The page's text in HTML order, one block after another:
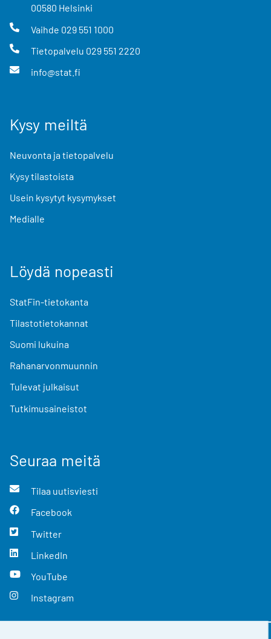
00580 Helsinki
Vaihde 029 551 1000
Tietopalvelu 029 551 2220
info@stat.fi
Kysy meiltä
Neuvonta ja tietopalvelu
Kysy tilastoista
Usein kysytyt kysymykset
Medialle
Löydä nopeasti
StatFin-tietokanta
Tilastotietokannat
Suomi lukuina
Rahanarvonmuunnin
Tulevat julkaisut
Tutkimusaineistot
Seuraa meitä
Tilaa uutisviesti
Facebook
Twitter
LinkedIn
YouTube
Instagram